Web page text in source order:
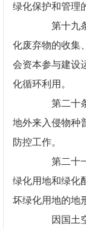
绿化保护和管理
第十九条
化废弃物的收集
会资本参与建设
化循环利用。
第二十条
地外来入侵物种
防控工作。
第二十一
绿化用地和绿化
坏绿化用地的地
因国土空